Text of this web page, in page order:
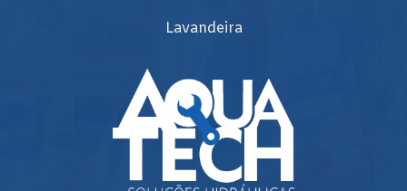
Lavandeira